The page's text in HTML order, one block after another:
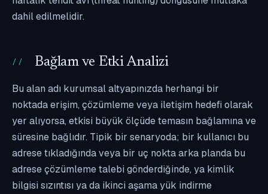
dahil edilmelidir.
Bağlam ve Etki Analizi
Bu alan adı kurumsal altyapınızda herhangi bir
noktada erişim, çözümleme veya iletişim hedefi olarak
yer alıyorsa, etkisi büyük ölçüde temasın bağlamına ve
süresine bağlıdır. Tipik bir senaryoda; bir kullanıcı bu
adrese tıkladığında veya bir uç nokta arka planda bu
adrese çözümleme talebi gönderdiğinde, ya kimlik
bilgisi sızıntısı ya da ikinci aşama yük indirme